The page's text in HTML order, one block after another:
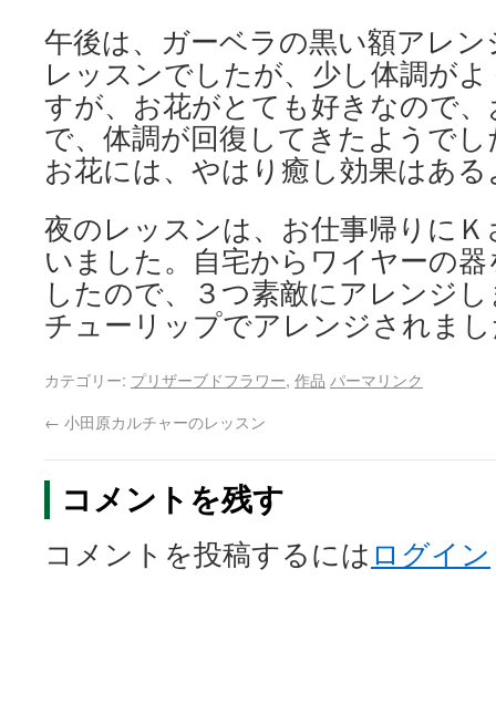
午後は、ガーベラの黒い額アレ
レッスンでしたが、少し体調が
すが、お花がとても好きなので
で、体調が回復してきたようでし
お花には、やはり癒し効果はあ
夜のレッスンは、お仕事帰りに
いました。自宅からワイヤーの
したので、３つ素敵にアレンジ
チューリップでアレンジされま
カテゴリー: プリザーブドフラワー, 作品 パーマリンク
← 小田原カルチャーのレッスン
コメントを残す
コメントを投稿するには ログイン